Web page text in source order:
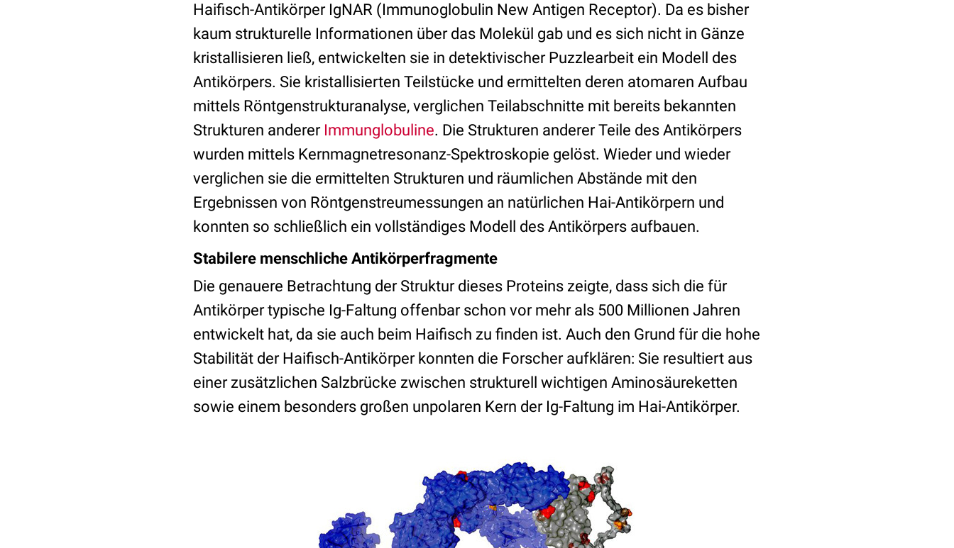
Haifisch-Antikörper IgNAR (Immunoglobulin New Antigen Receptor). Da es bisher
kaum strukturelle Informationen über das Molekül gab und es sich nicht in Gänze
kristallisieren ließ, entwickelten sie in detektivischer Puzzlearbeit ein Modell des
Antikörpers. Sie kristallisierten Teilstücke und ermittelten deren atomaren Aufbau
mittels Röntgenstrukturanalyse, verglichen Teilabschnitte mit bereits bekannten
Strukturen anderer Immunglobuline. Die Strukturen anderer Teile des Antikörpers
wurden mittels Kernmagnetresonanz-Spektroskopie gelöst. Wieder und wieder
verglichen sie die ermittelten Strukturen und räumlichen Abstände mit den
Ergebnissen von Röntgenstreumessungen an natürlichen Hai-Antikörpern und
konnten so schließlich ein vollständiges Modell des Antikörpers aufbauen.
Stabilere menschliche Antikörperfragmente
Die genauere Betrachtung der Struktur dieses Proteins zeigte, dass sich die für
Antikörper typische Ig-Faltung offenbar schon vor mehr als 500 Millionen Jahren
entwickelt hat, da sie auch beim Haifisch zu finden ist. Auch den Grund für die hohe
Stabilität der Haifisch-Antikörper konnten die Forscher aufklären: Sie resultiert aus
einer zusätzlichen Salzbrücke zwischen strukturell wichtigen Aminosäureketten
sowie einem besonders großen unpolaren Kern der Ig-Faltung im Hai-Antikörper.